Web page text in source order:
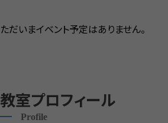
ただいまイベント予定はありません。
教室プロフィール
Profile